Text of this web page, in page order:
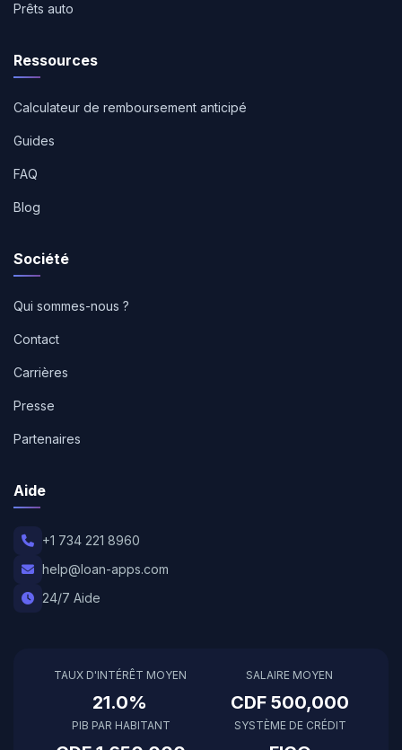
Prêts auto
Ressources
Calculateur de remboursement anticipé
Guides
FAQ
Blog
Société
Qui sommes-nous ?
Contact
Carrières
Presse
Partenaires
Aide
+1 734 221 8960
help@loan-apps.com
24/7 Aide
TAUX D'INTÉRÊT MOYEN
21.0%
SALAIRE MOYEN
CDF 500,000
PIB PAR HABITANT SYSTÈME DE CRÉDIT